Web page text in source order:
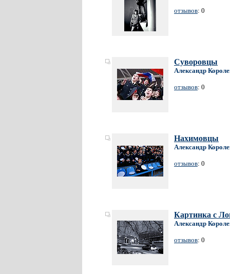
отзывов: 0
Суворовцы
Александр
отзывов: 0
Нахимовцы
Александр
отзывов: 0
Картинка с
Александр
отзывов: 0